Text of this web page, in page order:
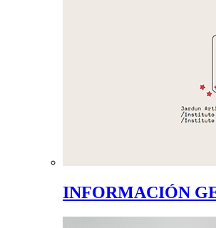
INFORMACIÓN